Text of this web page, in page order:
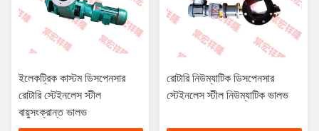
ইলেকট্রিক কাস্টম ডিসপেনসার
রোটারি স্টেইনলেস স্টীল
বায়ুসংক্রান্ত ভালভ
রোটারি নিউম্যাটিক ডিসপেনসার
স্টেইনলেস স্টীল নিউম্যাটিক ভালভ